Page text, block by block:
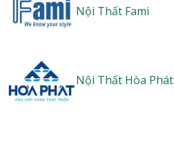
Nội Thất Fami
Nội Thất Hòa Phát